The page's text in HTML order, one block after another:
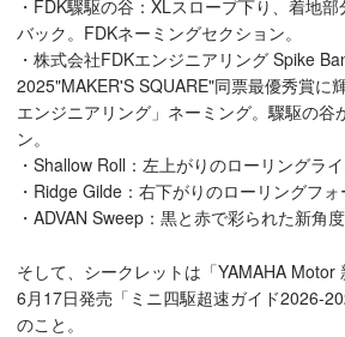
・FDK驟駆の谷：XLスロープ下り、着地
バック。FDKネーミングセクション。
・株式会社FDKエンジニアリング Spike
2025"MAKER'S SQUARE"同票最優秀賞に
エンジニアリング」ネーミング。驟駆の谷
ン。
・Shallow Roll：左上がりのローリングライ
・Ridge Gilde：右下がりのローリングフォ
・ADVAN Sweep：黒と赤で彩られた新角度
そして、シークレットは「YAMAHA Motor
6月17日発売「ミニ四駆超速ガイド
のこと。